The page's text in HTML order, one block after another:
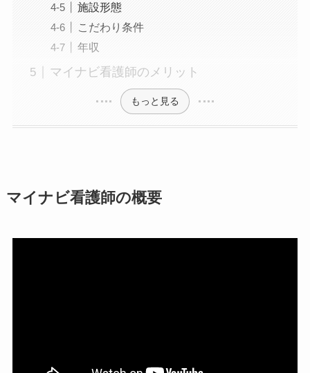
施設形態
こだわり条件
年収
マイナビ看護師のメリット
もっと見る
マイナビ看護師の概要